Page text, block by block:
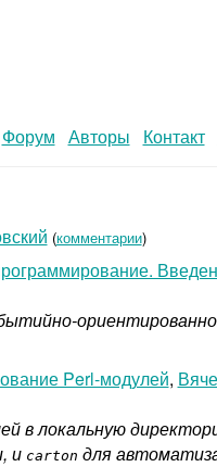
Форум Авторы Контакт
(комментарии)
Perl-модулей,
в локальную
и carton для